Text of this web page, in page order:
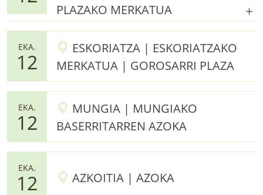
PLAZAKO MERKATUA
EKA.
12
ESKORIATZA | ESKORIATZAKO
MERKATUA | GOROSARRI PLAZA
EKA.
12
MUNGIA | MUNGIAKO
BASERRITARREN AZOKA
EKA.
12 AZKOITIA | AZOKA